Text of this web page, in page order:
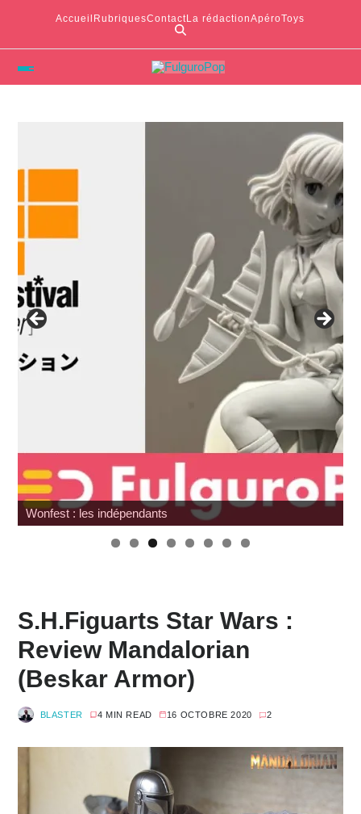
Accueil RubriquesContactLa rédactionApéroToys
Hommage à Sam Neill
S.H.Figuarts Star Wars :
Review Mandalorian
(Beskar Armor)
BLASTER 4 MIN READ 16 OCTOBRE 2020 2